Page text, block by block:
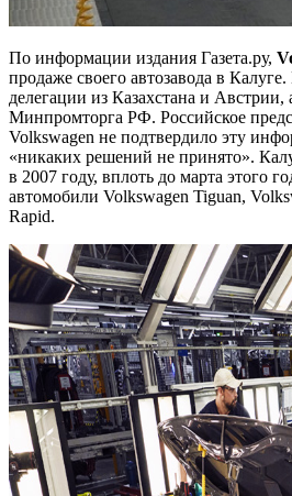
По информации издания Газета.ру,
продаже своего автозавода в
делегации из Казахстана и Австрии,
Минпромторга РФ. Российское
Volkswagen не подтвердило эту
«никаких решений не принято».
в 2007 году, вплоть до марта этого
автомобили Volkswagen Tiguan,
Rapid.